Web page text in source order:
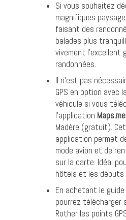
Si vous souhaitez
magnifiques
faisant des
balades plus
vivement l’excellent
randonnées.
Il n’est pas
GPS en option avec
véhicule si vous
l’application Maps.me
Madère (gratuit).
application permet
mode avion et de
sur la carte. Idéal
hôtels et les débuts
En achetant le
pourrez télécharger
Rother les points